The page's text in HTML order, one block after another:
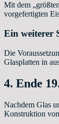
Mit dem
vorgefertigten
Ein weiterer
Die
Glasplatten in
4. Ende
Nachdem Glas
Konstruktion